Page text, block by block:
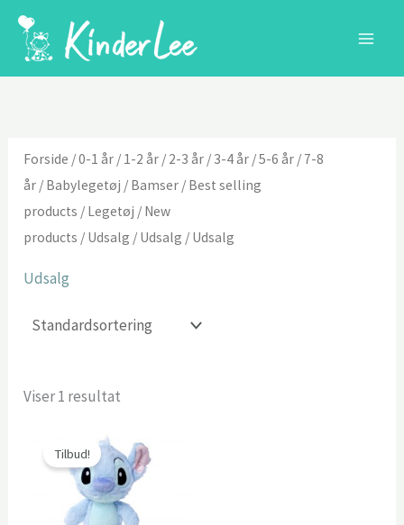
Forside /0-1 år / 1-2 år / 2-3 år / 3-4 år /5-6 år / 7-8
år / Babylegetøj / Bamser / Best selling
products / Legetøj / New
products / Udsalg / Udsalg / Udsalg
Udsalg
Viser 1 resultat
Tilbud!